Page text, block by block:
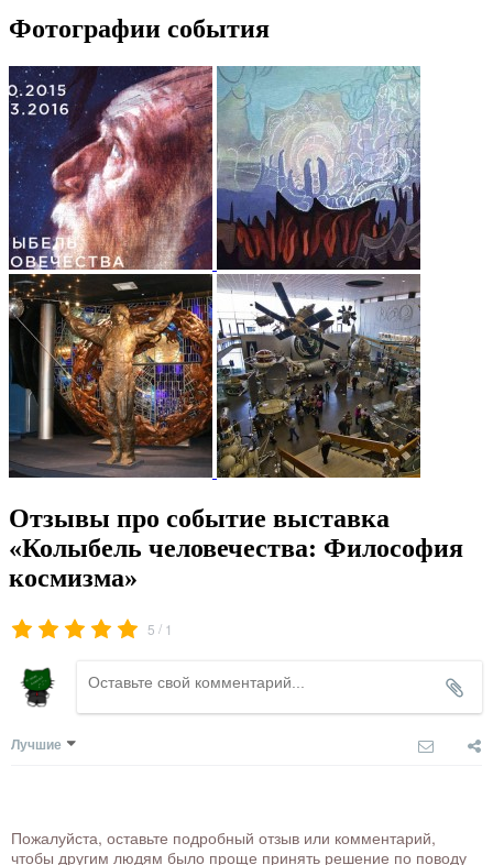
Фотографии события
Отзывы про событие выставка
«Колыбель человечества: Философия
космизма»
5 / 1
Лучшие
Пожалуйста, оставьте подробный отзыв или комментарий,
чтобы другим людям было проще принять решение по поводу